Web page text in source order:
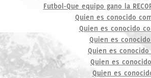
Futbol-Que equipo gano la
Quien es conocido
Quien es conocido
Quien es
Quien es
Quien es
Quien es